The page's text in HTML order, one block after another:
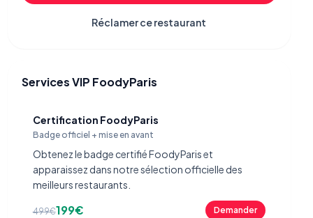
Réclamer ce restaurant
Services VIP FoodyParis
Certification FoodyParis
Badge officiel + mise en avant
Obtenez le badge certifié FoodyParis et
apparaissez dans notre sélection officielle des
meilleurs restaurants.
499€199€ Demander